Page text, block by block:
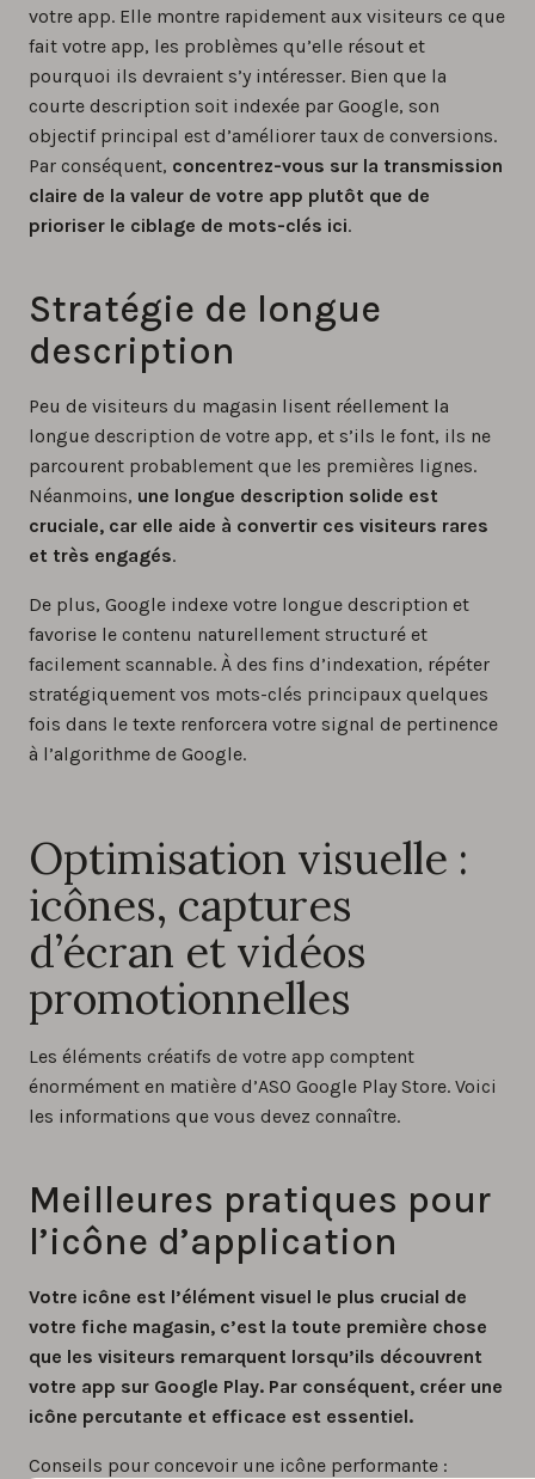
votre app. Elle montre rapidement aux visiteurs ce que
fait votre app, les problèmes qu’elle résout et
pourquoi ils devraient s’y intéresser. Bien que la
courte description soit indexée par Google, son
objectif principal est d’améliorer taux de conversions.
Par conséquent, concentrez-vous sur la transmission
claire de la valeur de votre app plutôt que de
prioriser le ciblage de mots-clés ici.
Stratégie de longue
description
Peu de visiteurs du magasin lisent réellement la
longue description de votre app, et s’ils le font, ils ne
parcourent probablement que les premières lignes.
Néanmoins, une longue description solide est
cruciale, car elle aide à convertir ces visiteurs rares
et très engagés.
De plus, Google indexe votre longue description et
favorise le contenu naturellement structuré et
facilement scannable. À des fins d’indexation, répéter
stratégiquement vos mots-clés principaux quelques
fois dans le texte renforcera votre signal de pertinence
à l’algorithme de Google.
Optimisation visuelle :
icônes, captures
d’écran et vidéos
promotionnelles
Les éléments créatifs de votre app comptent
énormément en matière d’ASO Google Play Store. Voici
les informations que vous devez connaître.
Meilleures pratiques pour
l’icône d’application
Votre icône est l’élément visuel le plus crucial de
votre fiche magasin, c’est la toute première chose
que les visiteurs remarquent lorsqu’ils découvrent
votre app sur Google Play. Par conséquent, créer une
icône percutante et efficace est essentiel.
Conseils pour concevoir une icône performante :